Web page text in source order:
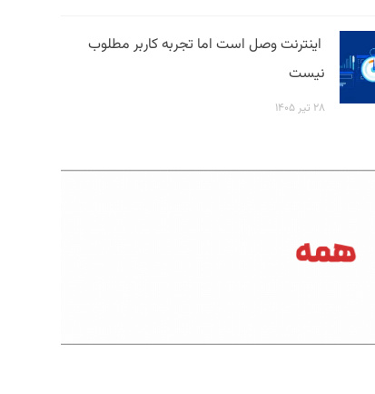
اینترنت وصل است اما تجربه کاربر مطلوب
نیست
۲۸ تیر ۱۴۰۵